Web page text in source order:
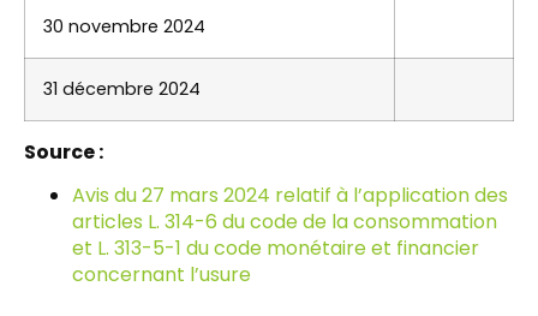
30 novembre 2024
31 décembre 2024
Source :
Avis du 27 mars 2024 relatif à l’application des
articles L. 314-6 du code de la consommation
et L. 313-5-1 du code monétaire et financier
concernant l’usure